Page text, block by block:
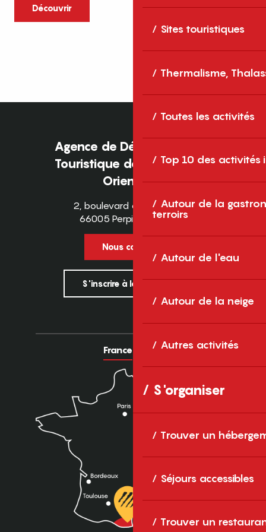
Sites touristiques
Thermalisme,
Toutes les activités
Top 10 des activités
Autour de la
terroirs
Autour de l'eau
Autour de la neige
Autres activités
S'organiser
Trouver un
Séjours accessibles
Trouver un
Découvrir
caractère et grands espaces naturels, les
Pyrénées-Orientales sont une destination
idéale pour partager des moments en
famille tout au long...
Agence de Développement
Touristique des Pyrénées-
Orientales
2, boulevard des Pyrénées
66005 Perpignan Cedex
Nous contacter
S'inscrire à la newsletter
France Europe